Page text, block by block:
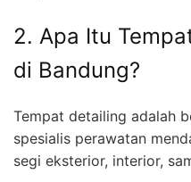
2. Apa Itu
di Bandung?
Tempat detailing adalah
spesialis perawatan
segi eksterior, interior,